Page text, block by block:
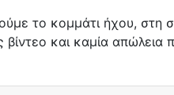
το κομμάτι ήχου, στη
και καμία απώλεια